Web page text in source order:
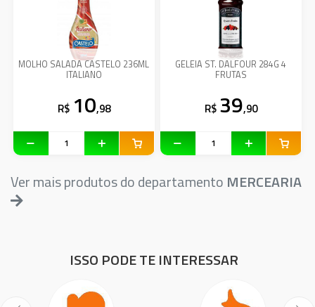
MOLHO SALADA CASTELO 236ML
ITALIANO
R$ 10,98
GELEIA ST. DALFOUR 284G 4
FRUTAS
R$ 39,90
Ver mais produtos do departamento MERCEARIA
ISSO PODE TE INTERESSAR